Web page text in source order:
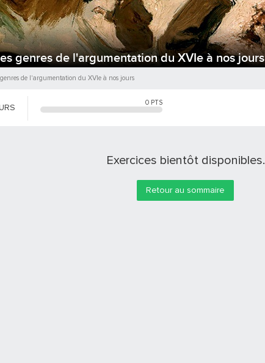
genres de l'argumentation du XVIe à nos jours
de l'argumentation du XVIe à nos jours
0 PTS
Exercices bientôt disponibles.
Retour au sommaire